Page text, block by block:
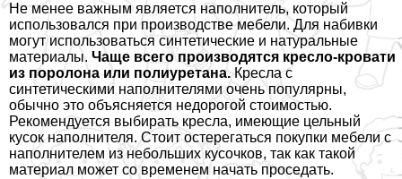
Не менее важным является наполнитель, который
использовался при производстве мебели. Для набивки
могут использоваться синтетические и натуральные
материалы. Чаще всего производятся кресло-кровати
из поролона или полиуретана.Кресла с
синтетическими наполнителями очень популярны,
обычно это объясняется недорогой стоимостью.
Рекомендуется выбирать кресла, имеющие цельный
кусок наполнителя. Стоит остерегаться покупки мебели с
наполнителем из небольших кусочков, так как такой
материал может со временем начать проседать.